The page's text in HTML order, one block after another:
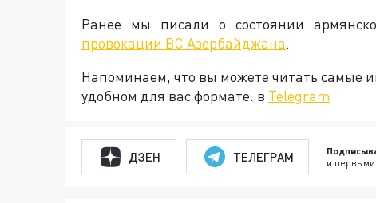
Ранее мы писали о состоянии
провокации ВС Азербайджана.
Напоминаем, что вы можете читать самые
удобном для вас формате: в Telegram
ДЗЕН ТЕЛЕГРАМ и первыми